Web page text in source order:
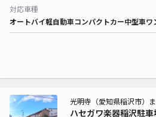
対応車種
オートバイ軽自動車コンパクトカー中型車ワ
ハセガワ楽器稲沢駐
光明寺（愛知県稲沢市）